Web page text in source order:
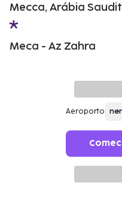
Mecca, Arábia
Meca - Az Zahra
Aeroporto